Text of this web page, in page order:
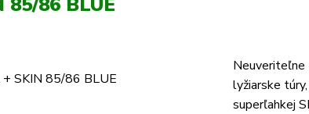
Neuveriteľne
lyžiarske
superľahkej